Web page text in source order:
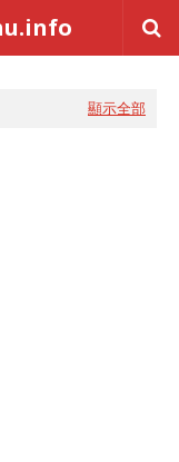
顯示全部